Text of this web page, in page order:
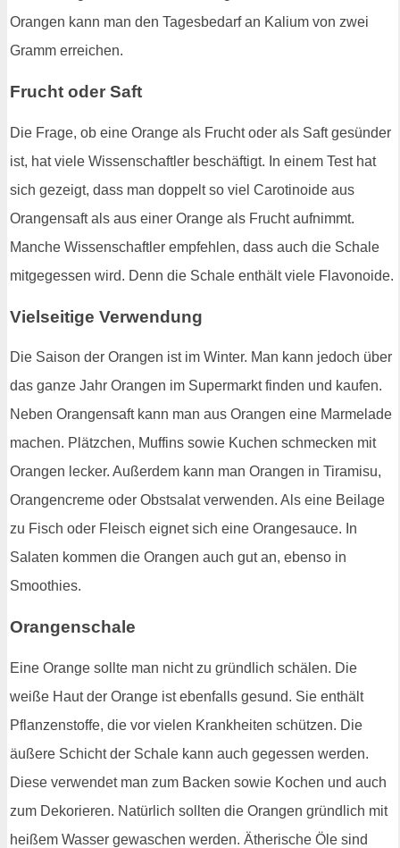
Orangen kann man den Tagesbedarf an Kalium von zwei
Gramm erreichen.
Frucht oder Saft
Die Frage, ob eine Orange als Frucht oder als Saft gesünder
ist, hat viele Wissenschaftler beschäftigt. In einem Test hat
sich gezeigt, dass man doppelt so viel Carotinoide aus
Orangensaft als aus einer Orange als Frucht aufnimmt.
Manche Wissenschaftler empfehlen, dass auch die Schale
mitgegessen wird. Denn die Schale enthält viele Flavonoide.
Vielseitige Verwendung
Die Saison der Orangen ist im Winter. Man kann jedoch über
das ganze Jahr Orangen im Supermarkt finden und kaufen.
Neben Orangensaft kann man aus Orangen eine Marmelade
machen. Plätzchen, Muffins sowie Kuchen schmecken mit
Orangen lecker. Außerdem kann man Orangen in Tiramisu,
Orangencreme oder Obstsalat verwenden. Als eine Beilage
zu Fisch oder Fleisch eignet sich eine Orangesauce. In
Salaten kommen die Orangen auch gut an, ebenso in
Smoothies.
Orangenschale
Eine Orange sollte man nicht zu gründlich schälen. Die
weiße Haut der Orange ist ebenfalls gesund. Sie enthält
Pflanzenstoffe, die vor vielen Krankheiten schützen. Die
äußere Schicht der Schale kann auch gegessen werden.
Diese verwendet man zum Backen sowie Kochen und auch
zum Dekorieren. Natürlich sollten die Orangen gründlich mit
heißem Wasser gewaschen werden. Ätherische Öle sind